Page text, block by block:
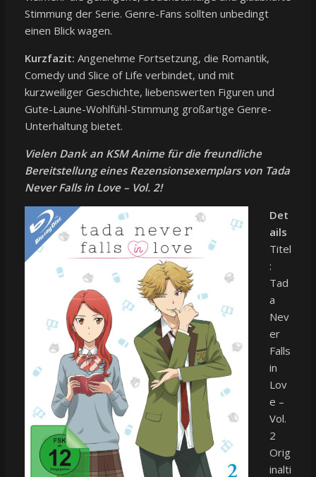
Stimmung der Serie. Genre-Fans sollten unbedingt
einen Blick wagen.
Kurzfazit: Angenehme Fortsetzung, die Romantik,
Comedy und Slice of Life verbindet, und mit
kurzweiliger Geschichte, liebenswerten Figuren und
Gute-Laune-Wohlfühl-Stimmung großartige Genre-
Unterhaltung bietet.
Vielen Dank an KSM Anime für die freundliche
Bereitstellung eines Rezensionsexemplars von Tada
Never Falls in Love – Vol. 2!
Det
ails
Titel
:
Tad
a
Nev
er
Falls
in
Lov
e –
Vol.
2
Orig
inalti